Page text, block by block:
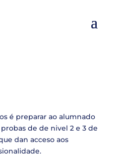
é preparar ao alumnado
de de nivel 2 e 3 de
dan acceso aos